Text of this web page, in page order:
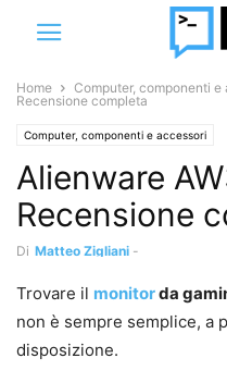
Home Computer, componenti e
Recensione completa
Computer, componenti e accessori
Alienware
Recensione
Di Matteo Zigliani -
Trovare il monitorda
non è sempre semplice, a
disposizione.